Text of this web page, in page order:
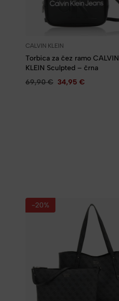
CALVIN KLEIN
Torbica za čez ramo CALVIN
KLEIN Sculpted – črna
69,90€ 34,95 €
-20%